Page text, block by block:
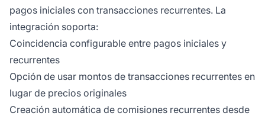
pagos iniciales con transacciones recurrentes. La
integración soporta:
Coincidencia configurable entre pagos iniciales y
recurrentes
Opción de usar montos de transacciones recurrentes en
lugar de precios originales
Creación automática de comisiones recurrentes desde